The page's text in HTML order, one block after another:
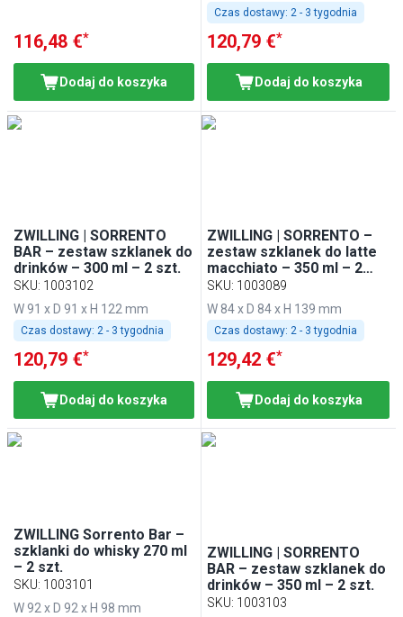
116,48 €*
Dodaj do koszyka
Czas dostawy: 2 - 3 tygodnia
120,79 €*
Dodaj do koszyka
ZWILLING | SORRENTO
BAR – zestaw szklanek do
drinków – 300 ml – 2 szt.
SKU: 1003102
W 91 x D 91 x H 122 mm
Czas dostawy: 2 - 3 tygodnia
120,79 €*
Dodaj do koszyka
ZWILLING | SORRENTO –
zestaw szklanek do latte
macchiato – 350 ml – 2
szt.
SKU: 1003089
W 84 x D 84 x H 139 mm
Czas dostawy: 2 - 3 tygodnia
129,42 €*
Dodaj do koszyka
ZWILLING Sorrento Bar –
szklanki do whisky 270 ml
– 2 szt.
SKU: 1003101
W 92 x D 92 x H 98 mm
ZWILLING | SORRENTO
BAR – zestaw szklanek do
drinków – 350 ml – 2 szt.
SKU: 1003103